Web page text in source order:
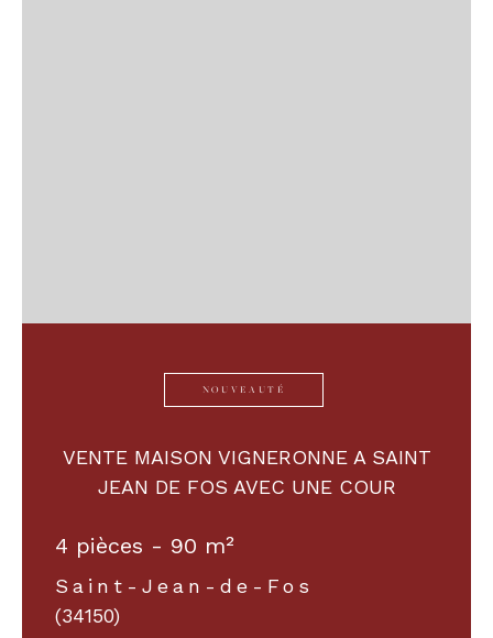
NOUVEAUTÉ
VENTE MAISON VIGNERONNE A SAINT
JEAN DE FOS AVEC UNE COUR
4 pièces - 90 m²
Saint-Jean-de-Fos
(34150)